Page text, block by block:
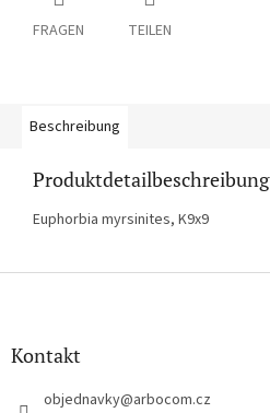
FRAGEN TEILEN
Beschreibung
Produktdetailbeschreibung
Euphorbia myrsinites, K9x9
F
Kontakt
objednavky@arbocom.cz